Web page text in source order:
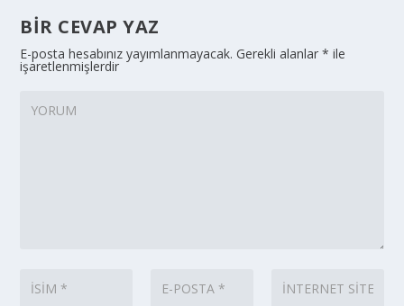
BIR CEVAP YAZ
E-posta hesabınız yayımlanmayacak. Gerekli alanlar* ile
işaretlenmişlerdir